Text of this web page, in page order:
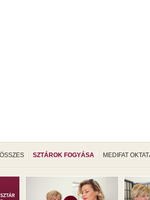
ÖSSZES SZTÁROK FOGYÁSA MEDIFAT